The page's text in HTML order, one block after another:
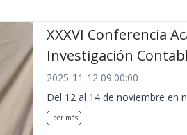
XXXVI Conferencia
Investigación
2025-11-12 09:00:00
Del 12 al 14 de noviembre en
Leer más